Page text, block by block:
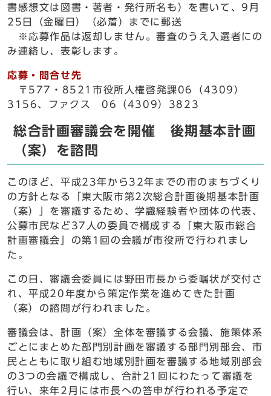
書感想文は図書・著者・発行所名も）を書いて、9月
25日（金曜日）（必着）までに郵送
※応募作品は返却しません。審査のうえ入選者にの
み連絡し、表彰します。
応募・問合せ先
〒577・8521市役所人権啓発課06（4309）
3156、ファクス 06（4309）3823
総合計画審議会を開催 後期基本計画
（案）を諮問
このほど、平成23年から32年までの市のまちづくり
の方針となる「東大阪市第2次総合計画後期基本計画
（案）」を審議するため、学識経験者や団体の代表、
公募市民など37人の委員で構成する「東大阪市総合
計画審議会」の第1回の会議が市役所で行われまし
た。
この日、審議会委員には野田市長から委嘱状が交付さ
れ、平成20年度から策定作業を進めてきた計画
（案）の諮問が行われました。
審議会は、計画（案）全体を審議する会議、施策体系
ごとにまとめた部門別計画を審議する部門別部会、市
民とともに取り組む地域別計画を審議する地域別部会
の3つの会議で構成し、合計21回にわたって審議を
行い、来年2月には市長への答申が行われる予定で